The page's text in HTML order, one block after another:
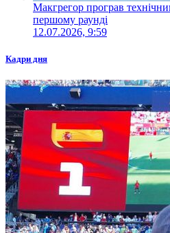
Макгрегор програв
першому раунді
12.07.2026, 9:59
Кадри дня